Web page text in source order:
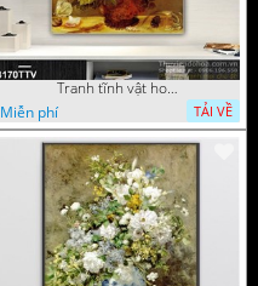
Tranh tĩnh vật hoa quả sơn dầu độc đáo
Miễn phí
TẢI VỀ